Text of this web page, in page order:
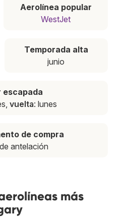
Aerolínea popular
WestJet
Temporada alta
junio
escapada
vuelta: lunes
de compra
antelación
más